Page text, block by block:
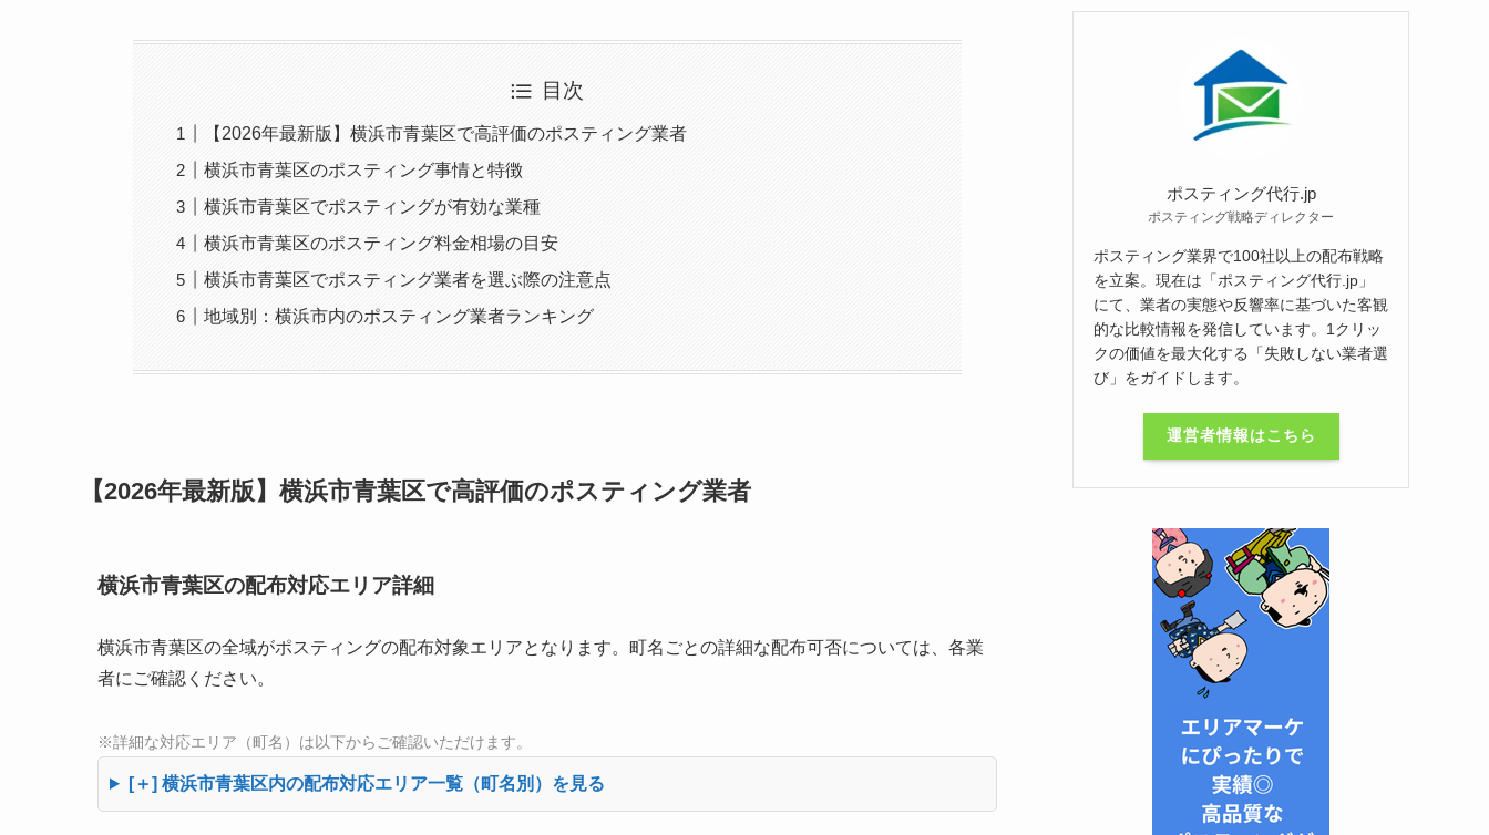
目次
【2026年最新版】横浜市青葉区で高評価のポスティング業者
横浜市青葉区のポスティング事情と特徴
横浜市青葉区でポスティングが有効な業種
横浜市青葉区のポスティング料金相場の目安
横浜市青葉区でポスティング業者を選ぶ際の注意点
地域別：横浜市内のポスティング業者ランキング
【2026年最新版】横浜市青葉区で高評価のポスティング業者
横浜市青葉区の配布対応エリア詳細
横浜市青葉区の全域がポスティングの配布対象エリアとなります。町名ごとの詳細な配布可否については、各業
者にご確認ください。
※詳細な対応エリア（町名）は以下からご確認いただけます。
[＋] 横浜市青葉区内の配布対応エリア一覧（町名別）を見る
ポスティング代行.jp
ポスティング戦略ディレクター
ポスティング業界で100社以上の配布戦略
を立案。現在は「ポスティング代行.jp」
にて、業者の実態や反響率に基づいた客観
的な比較情報を発信しています。1クリッ
クの価値を最大化する「失敗しない業者選
び」をガイドします。
運営者情報はこちら